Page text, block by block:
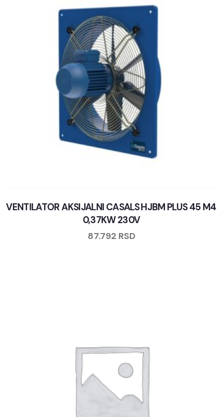
VENTILATOR AKSIJALNI CASALS HJBM PLUS 45 M4
0,37KW 230V
87.792 RSD